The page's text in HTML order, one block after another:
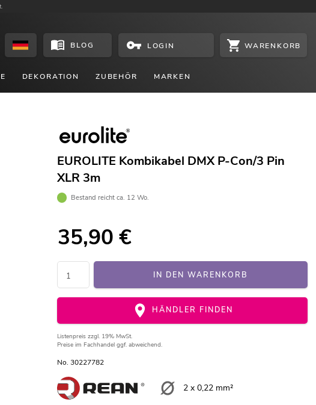
BLOG LOGIN WARENKORB
DEKORATION ZUBEHÖR MARKEN
EUROLITE Kombikabel DMX P-Con/3 Pin
XLR 3m
Bestand reicht ca. 12 Wo.
35,90 €
IN DEN WARENKORB
HÄNDLER FINDEN
Listenpreis zzgl. 19% MwSt.
Preise im Fachhandel ggf. abweichend.
No. 30227782
2 x 0,22 mm²